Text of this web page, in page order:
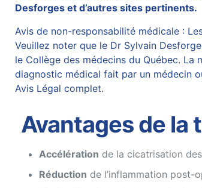
Desforges et d’autres sites pertinents.
Avis de non-responsabilité médicale :
Veuillez noter que le Dr Sylvain
le Collège des médecins du Québec.
diagnostic médical fait par un médecin
Avis Légal complet.
Avantages de la
Accélération de la cicatrisation
Réduction de l’inflammation post-